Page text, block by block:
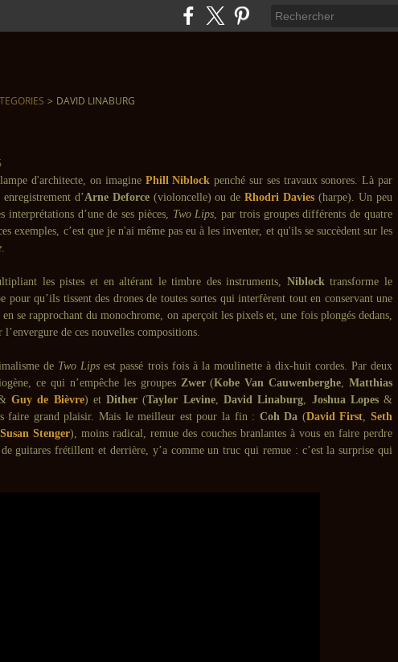
> DAVID LINABURG
d'architecte, on imagine Phill Niblock penché sur ses travaux sonores. Là par
d’Arne Deforce(violoncelle) ou deRhodri Davies (harpe). Un peu
d’une de ses pièces, Two Lips, par trois groupes différents de quatre
exemples, c’est que je n'ai même pas eu à les inventer, et qu'ils se succèdent sur les
.
les pistes et en altérant le timbre des instruments, Niblocktransforme le
pour qu’ils tissent des drones de toutes sortes qui interfèrent tout en conservant une
se rapprochant du monochrome, on aperçoit les pixels et, une fois plongés dedans,
l’envergure de ces nouvelles compositions.
de Two Lips est passé trois fois à la moulinette à dix-huit cordes. Par deux
ce qui n’empêche les groupes Zwer(Kobe Van Cauwenberghe,Matthias
Guy de Bièvre) etDither (Taylor Levine, David Linaburg, Joshua Lopes&
faire grand plaisir. Mais le meilleur est pour la fin : Coh Da (David First,Seth
Susan Stenger), moins radical, remue des couches branlantes à vous en faire perdre
guitares frétillent et derrière, y’a comme un truc qui remue : c’est la surprise qui